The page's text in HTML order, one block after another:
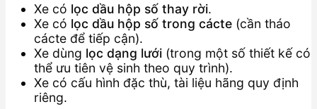
Xe có lọc dầu hộp số thay rời.
Xe có lọc dầu hộp số trong cácte (cần tháo
cácte để tiếp cận).
Xe dùng lọc dạng lưới (trong một số thiết kế có
thể ưu tiên vệ sinh theo quy trình).
Xe có cấu hình đặc thù, tài liệu hãng quy định
riêng.